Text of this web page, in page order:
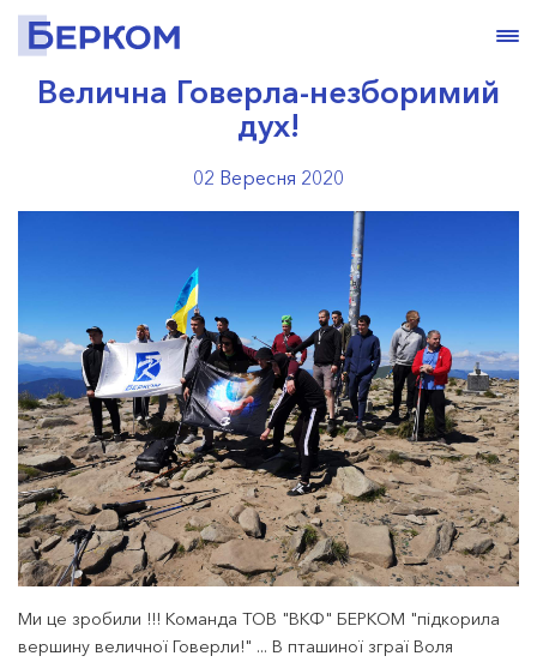
Велична Говерла-незборимий
дух!
02 Вересня 2020
Ми це зробили !!! Команда ТОВ "ВКФ" БЕРКОМ "підкорила
вершину величної Говерли!" ... В пташиної зграї Воля